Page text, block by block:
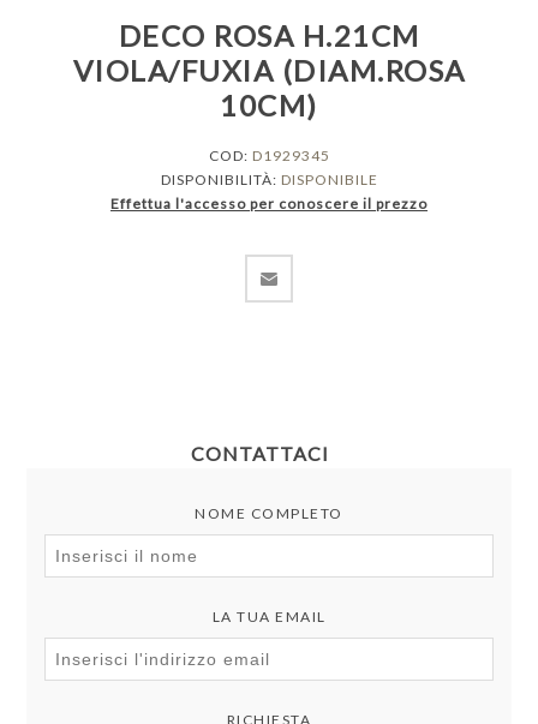
DECO ROSA H.21CM
VIOLA/FUXIA (DIAM.ROSA
10CM)
COD: D1929345
DISPONIBILITÀ: DISPONIBILE
Effettua l'accesso per conoscere il prezzo
CONTATTACI
NOME COMPLETO
LA TUA EMAIL
RICHIESTA